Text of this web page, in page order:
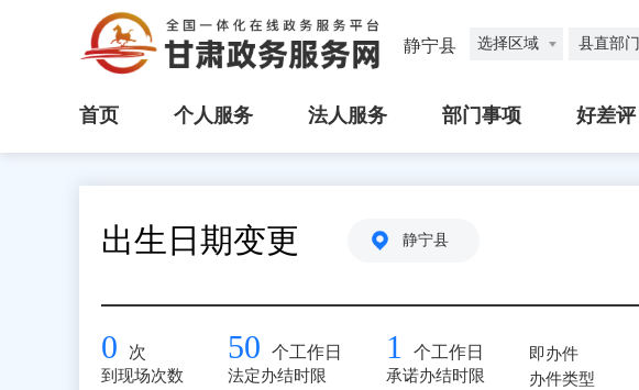
静宁县 选择区域 县直部门
首页 个人服务 法人服务 部门事项 好差评
出生日期变更 静宁县
0 次
到现场次数
50 个工作日
法定办结时限
1 个工作日
承诺办结时限
即办件
办件类型